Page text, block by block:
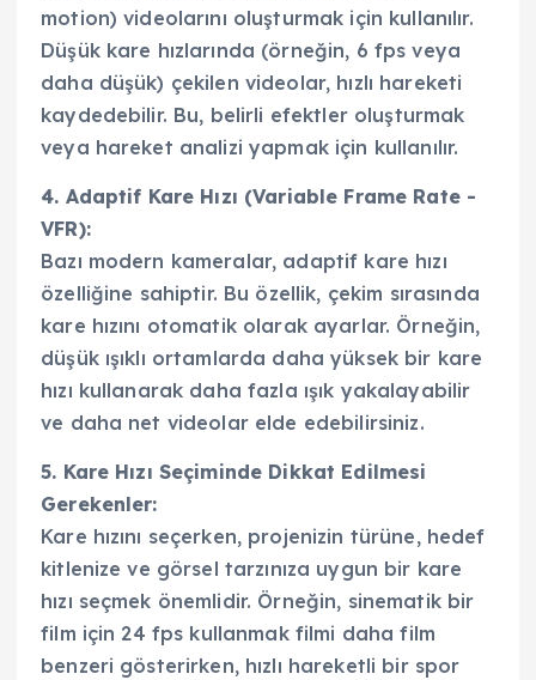
motion) videolarını oluşturmak için kullanılır.
Düşük kare hızlarında (örneğin, 6 fps veya
daha düşük) çekilen videolar, hızlı hareketi
kaydedebilir. Bu, belirli efektler oluşturmak
veya hareket analizi yapmak için kullanılır.
4. Adaptif Kare Hızı (Variable Frame Rate -
VFR):
Bazı modern kameralar, adaptif kare hızı
özelliğine sahiptir. Bu özellik, çekim sırasında
kare hızını otomatik olarak ayarlar. Örneğin,
düşük ışıklı ortamlarda daha yüksek bir kare
hızı kullanarak daha fazla ışık yakalayabilir
ve daha net videolar elde edebilirsiniz.
5. Kare Hızı Seçiminde Dikkat Edilmesi
Gerekenler:
Kare hızını seçerken, projenizin türüne, hedef
kitlenize ve görsel tarzınıza uygun bir kare
hızı seçmek önemlidir. Örneğin, sinematik bir
film için 24 fps kullanmak filmi daha film
benzeri gösterirken, hızlı hareketli bir spor